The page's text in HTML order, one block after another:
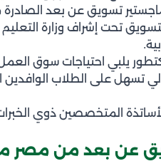
تسويق عن بعد الصادرة
تحت إشراف وزارة
يلبي احتياجات سوق العمل
تسهل على الطلاب الوافدين
المتخصصين ذوي الخبرات
عن بعد من مصر